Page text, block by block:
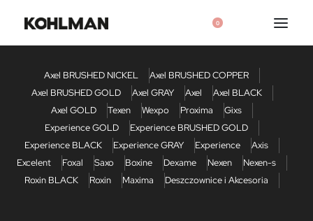
0
Axel BRUSHED NICKEL
Axel BRUSHED COPPER
Axel BRUSHED GOLD
Axel GRAY Axel
Axel BLACK
Axel GOLD
Texen Wexpo Proxima
Gixs
Experience GOLD
Experience BRUSHED GOLD
Experience BLACK
Experience GRAY Experience
Axis
Excelent
Foxal Saxo Boxine Dexame Nexen
Nexen-s
Roxin BLACK
Roxin Maxima Deszczownice i Akcesoria